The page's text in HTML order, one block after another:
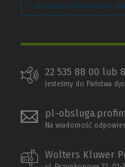
Zarządzaj preferencjami
22 535 88 00 lub
Jesteśmy do Państwa
pl-
Na wiadomość
Wolters Kluwer